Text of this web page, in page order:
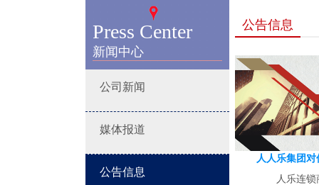
Press Center
新闻中心
公司新闻
媒体报道
公告信息
公告信息
人人乐集团
人乐连